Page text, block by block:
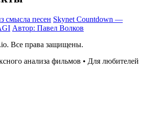
смысла песен Skynet Countdown —
Автор: Павел Волков
Все права защищены.
анализа фильмов • Для любителей